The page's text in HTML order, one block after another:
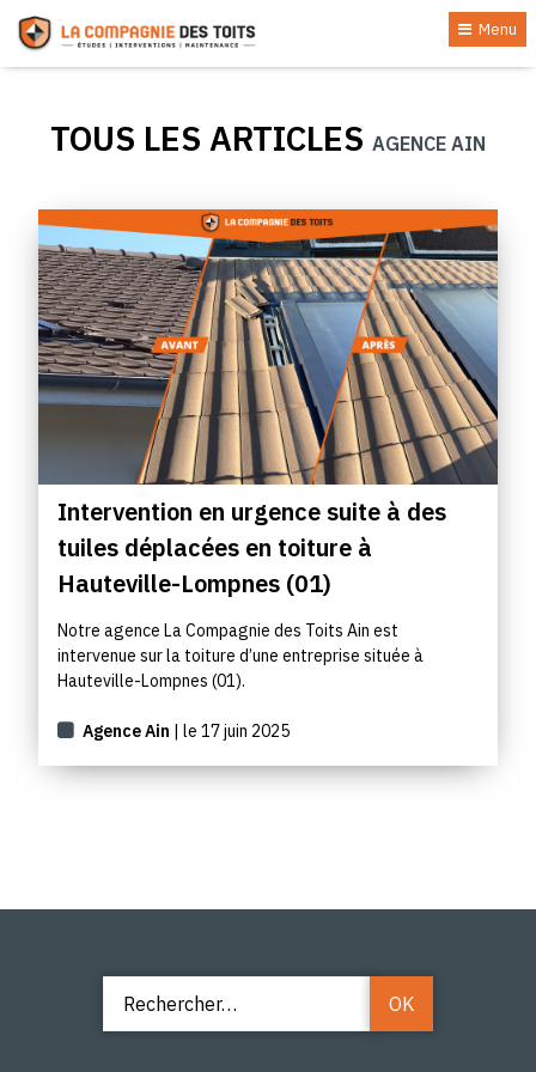
Menu
TOUS LES ARTICLES AGENCE AIN
Intervention en urgence suite à des
tuiles déplacées en toiture à
Hauteville-Lompnes (01)
Notre agence La Compagnie des Toits Ain est
intervenue sur la toiture d’une entreprise située à
Hauteville-Lompnes (01).
Agence Ain | le 17 juin 2025